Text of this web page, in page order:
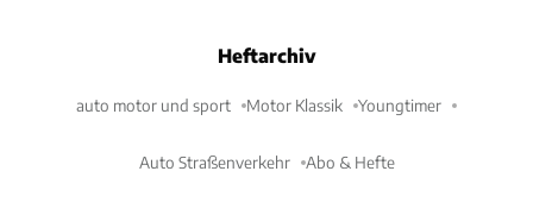
Heftarchiv
auto motor und sport Motor Klassik Youngtimer
Auto Straßenverkehr Abo & Hefte